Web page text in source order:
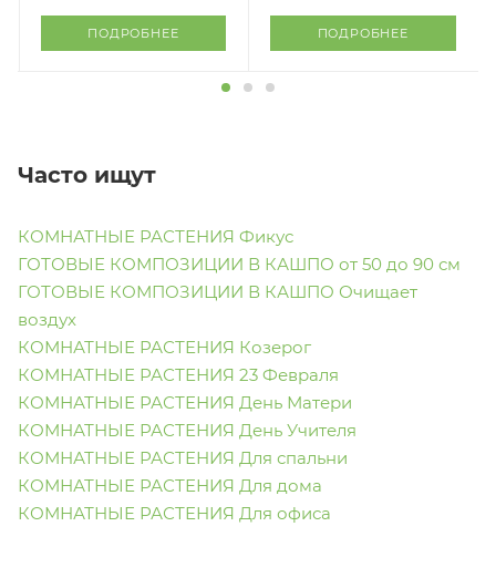
ПОДРОБНЕЕ ПОДРОБНЕЕ
Часто ищут
КОМНАТНЫЕ РАСТЕНИЯ Фикус
ГОТОВЫЕ КОМПОЗИЦИИ В КАШПО от 50 до 90 см
ГОТОВЫЕ КОМПОЗИЦИИ В КАШПО Очищает
воздух
КОМНАТНЫЕ РАСТЕНИЯ Козерог
КОМНАТНЫЕ РАСТЕНИЯ 23 Февраля
КОМНАТНЫЕ РАСТЕНИЯ День Матери
КОМНАТНЫЕ РАСТЕНИЯ День Учителя
КОМНАТНЫЕ РАСТЕНИЯ Для спальни
КОМНАТНЫЕ РАСТЕНИЯ Для дома
КОМНАТНЫЕ РАСТЕНИЯ Для офиса